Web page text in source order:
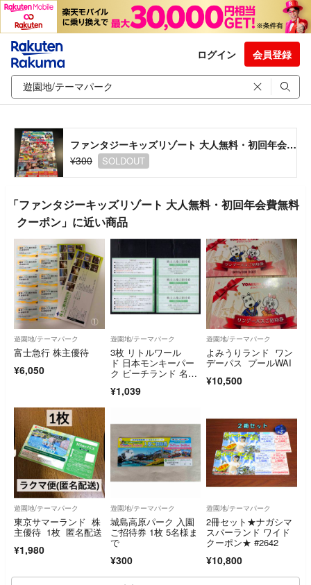
ログイン 会員登録
ファンタジーキッズリゾート 大人無料・初回年会費無料クーポン
¥300
SOLDOUT
「ファンタジーキッズリゾート 大人無料・初回年会費無料
クーポン」に近い商品
遊園地/テーマパーク
富士急行 株主優待
¥6,050
遊園地/テーマパーク
3枚 リトルワール
ド 日本モンキーパー
ク ビーチランド 名
主優待
¥1,039
遊園地/テーマパーク
よみうりランド ワン
デーパス プールWAI
¥10,500
遊園地/テーマパーク
東京サマーランド 株
主優待 1枚 匿名配送
¥1,980
遊園地/テーマパーク
城島高原パーク 入園
ご招待券 1枚 5名様ま
で
¥300
遊園地/テーマパーク
2冊セット★ナガシマ
スパーランド ワイド
クーポン★ #2642
¥10,800